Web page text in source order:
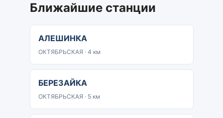
Ближайшие станции
АЛЕШИНКА
ОКТЯБРЬСКАЯ · 4 км
БЕРЕЗАЙКА
ОКТЯБРЬСКАЯ · 5 км